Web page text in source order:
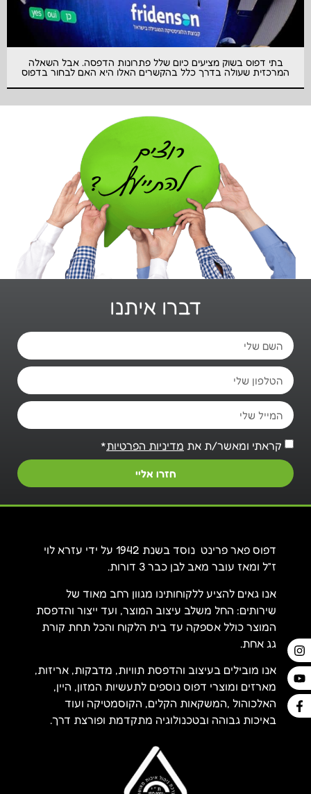
בתי דפוס בשוק מציעים כיום שלל פתרונות הדפסה. אבל השאלה
המרכזית שעולה בדרך כלל בהקשרים האלו היא האם לבחור בדפוס
דברו איתנו
קראתי ומאשר/ת את מדיניות הפרטיות*
חזרו אליי
דפוס פאר פרינט נוסד בשנת 1942 על ידי עזרא לוי
ז”ל ומאז עובר מאב לבן כבר 3 דורות.
אנו גאים להציע ללקוחותינו מגוון רחב מאוד של
שירותים: החל משלב עיצוב המוצר, ועד ייצור והדפסת
המוצר כולל אספקה עד בית הלקוח והכל תחת קורת
גג אחת.
אנו מובילים בעיצוב והדפסת תוויות, מדבקות, אריזות,
מארזים ומוצרי דפוס נוספים לתעשיות המזון, היין,
האלכוהול ,המשקאות הקלים, הקוסמטיקה ועוד
באיכות גבוהה ובטכנולוגיה מתקדמת ופורצת דרך.